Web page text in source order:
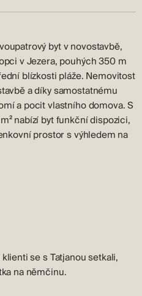
byt v novostavbě,
v Jezera, pouhých 350 m
blízkosti pláže. Nemovitost
a díky samostatnému
a pocit vlastního domova. S
nabízí byt funkční dispozici,
prostor s výhledem na
V přízemí se nachází
a prostorný obývací pokoj s
kuchyň, jídelnu a
otevírá na krytou terasu o
o rozloze 52 m², ideální pro
klidném prostředí. Schody
nacházejí dvě prostorné
se s Tatjanou setkali,
na němčinu.